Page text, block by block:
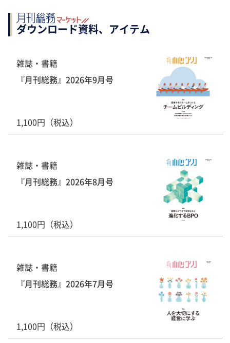
ダウンロード資料、アイテム
雑誌・書籍
『月刊総務』2026年9月号
1,100円（税込）
雑誌・書籍
『月刊総務』2026年8月号
1,100円（税込）
雑誌・書籍
『月刊総務』2026年7月号
1,100円（税込）